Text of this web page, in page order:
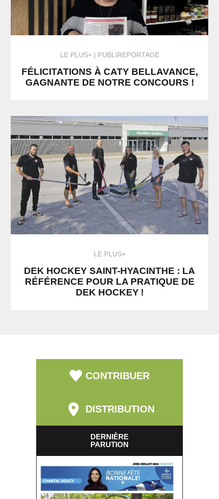
LE PLUS+ PUBLIREPORTAGE
FÉLICITATIONS À CATY BELLAVANCE,
GAGNANTE DE NOTRE CONCOURS !
LE PLUS+
DEK HOCKEY SAINT-HYACINTHE : LA
RÉFÉRENCE POUR LA PRATIQUE DE
DEK HOCKEY !
CONTRIBUER
DISTRIBUTION
DERNIÈRE
PARUTION